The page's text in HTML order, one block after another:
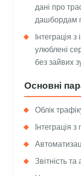
дані про
дашбордам
Інтеграція
улюблені
без зайвих
Основні
Облік
Інтеграція
Звітність та